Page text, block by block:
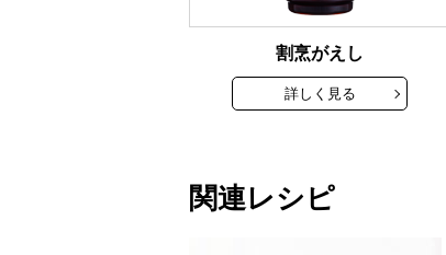
割烹がえし
詳しく見る
関連レシピ